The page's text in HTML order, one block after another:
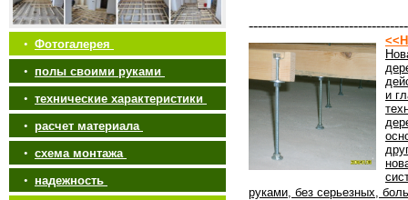
• Фотогалерея
• полы своими руками
• технические характеристики
• расчет материала
• схема монтажа
• надежность
и
руками, без серьезных,